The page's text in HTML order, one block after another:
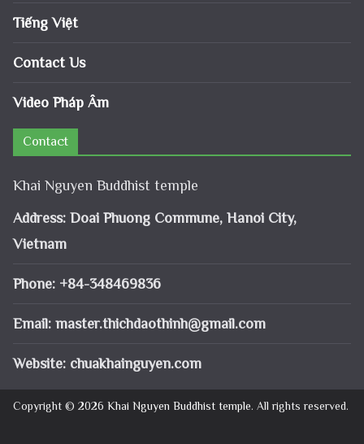
Tiếng Việt
Contact Us
Video Pháp Âm
Contact
Khai Nguyen Buddhist temple
Address: Doai Phuong Commune, Hanoi City,
Vietnam
Phone: +84-348469836
Email: master.thichdaothinh@gmail.com
Website: chuakhainguyen.com
Copyright © 2026 Khai Nguyen Buddhist temple. All rights reserved.